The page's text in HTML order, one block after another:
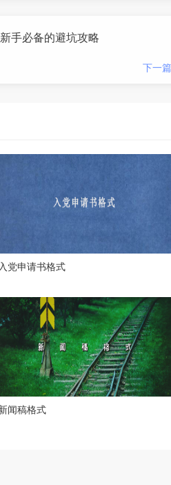
手必备的避坑攻略
下一篇
入党申请书格式
闻稿格式